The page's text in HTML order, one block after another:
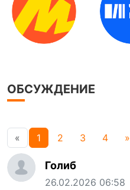
ОБСУЖДЕНИЕ
« 1 2 3 4 »
Голиб
26.02.2026 06:58